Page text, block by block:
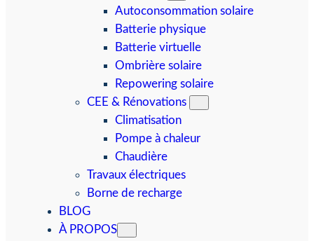
Autoconsommation solaire
Batterie physique
Batterie virtuelle
Ombrière solaire
Repowering solaire
CEE & Rénovations
Climatisation
Pompe à chaleur
Chaudière
Travaux électriques
Borne de recharge
BLOG
À PROPOS